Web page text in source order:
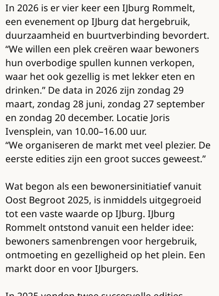
In 2026 is er vier keer een IJburg Rommelt,
een evenement op IJburg dat hergebruik,
duurzaamheid en buurtverbinding bevordert.
“We willen een plek creëren waar bewoners
hun overbodige spullen kunnen verkopen,
waar het ook gezellig is met lekker eten en
drinken.” De data in 2026 zijn zondag 29
maart, zondag 28 juni, zondag 27 september
en zondag 20 december. Locatie Joris
Ivensplein, van 10.00–16.00 uur.
“We organiseren de markt met veel plezier. De
eerste edities zijn een groot succes geweest.”
Wat begon als een bewonersinitiatief vanuit
Oost Begroot 2025, is inmiddels uitgegroeid
tot een vaste waarde op IJburg. IJburg
Rommelt ontstond vanuit een helder idee:
bewoners samenbrengen voor hergebruik,
ontmoeting en gezelligheid op het plein. Een
markt door en voor IJburgers.